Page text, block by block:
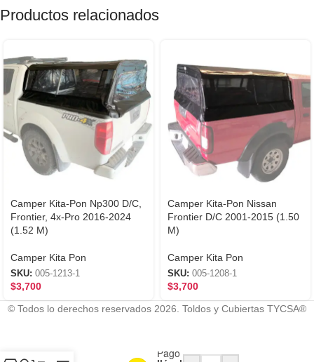
Productos relacionados
Camper Kita-Pon Np300 D/C,
Frontier, 4x-Pro 2016-2024
(1.52 M)
Camper Kita Pon
SKU: 005-1213-1
$3,700
Camper Kita-Pon Nissan
Frontier D/C 2001-2015 (1.50
M)
Camper Kita Pon
SKU: 005-1208-1
$3,700
© Todos lo derechos reservados 2026. Toldos y Cubiertas TYCSA®
Pago
Modelo del auto (ej. Ford